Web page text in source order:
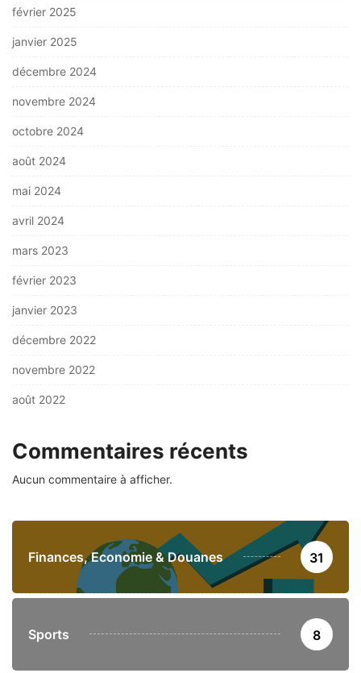
février 2025
janvier 2025
décembre 2024
novembre 2024
octobre 2024
août 2024
mai 2024
avril 2024
mars 2023
février 2023
janvier 2023
décembre 2022
novembre 2022
août 2022
Commentaires récents
Aucun commentaire à afficher.
Finances, Economie & Douanes 31
Sports 8